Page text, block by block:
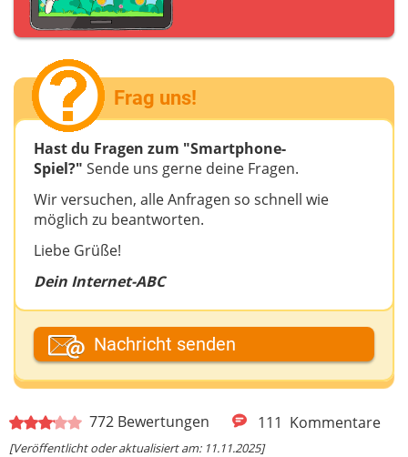
772 Bewertungen 111 Kommentare
[Veröffentlicht oder aktualisiert am: 11.11.2025]
Frag uns!
Hast du Fragen zum "Smartphone-
Spiel?" Sende uns gerne deine Fragen.
Wir versuchen, alle Anfragen so schnell wie
möglich zu beantworten.
Liebe Grüße!
Dein Internet-ABC
Dein Vor- oder Spitzname
Deine E-Mail-Adresse (wenn du eine Antwort
möchtest)
Nachricht senden